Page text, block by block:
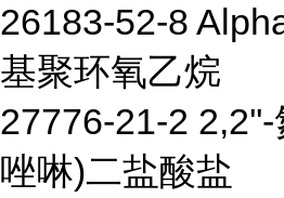
26183-52-8
基聚环氧乙烷
27776-21-2
唑啉)二盐酸盐